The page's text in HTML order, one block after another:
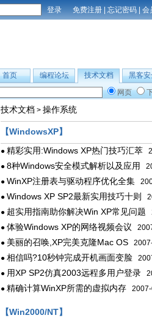
免费注册 | 忘记密码 | 会
首页 编程论坛 技术文档
黑客安
网页
技术文档 > 操作系统
【WindowsXP】
● 精彩实用:Windows XP热门技巧汇萃
● 8种Windows安全模式解析以及应用
● WinXP注册表与驱动程序优化全集
● Windows XP SP2最新实用技巧十则
● 超实用指南助你解决Win XP常见问题
● 体验Windows XP的网络视频会议
● 美丽的召唤,XP完美克隆Mac OS
● 相信吗?10秒钟完成开机画面变脸
● 用XP SP2仿真2003远程多用户登录
● 精确计算WinXP所需的虚拟内存 2007-
【Win2000/NT】